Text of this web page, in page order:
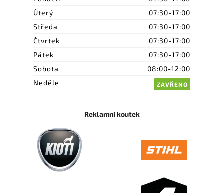
Úterý
07:30-17:00
Středa
07:30-17:00
Čtvrtek
07:30-17:00
Pátek
07:30-17:00
Sobota
08:00-12:00
Neděle
ZAVŘENO
Reklamní koutek